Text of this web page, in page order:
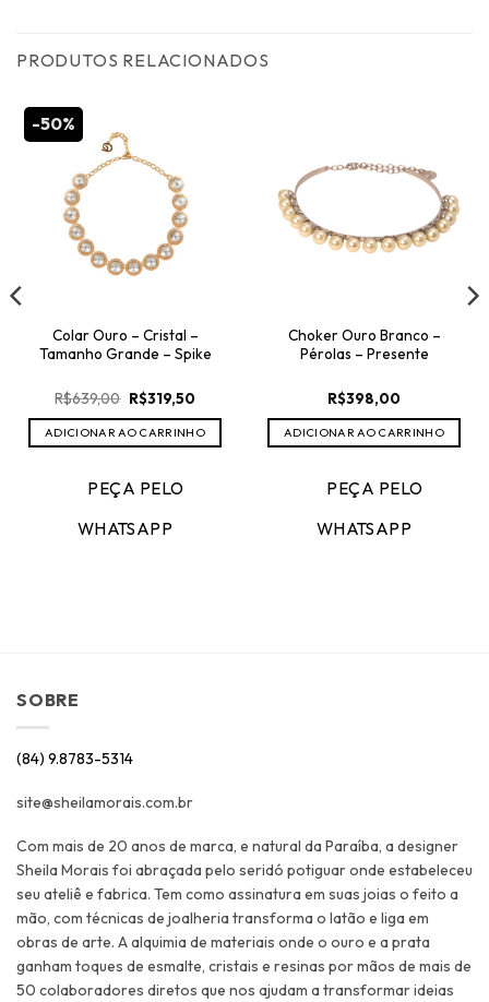
PRODUTOS RELACIONADOS
-50%
Colar Ouro – Cristal –
Tamanho Grande – Spike
R$639,00 O
preço
original
era:
R$639,00.
R$319,50O
atual
é:
R$319,50.
ADICIONAR AO CARRINHO
PEÇA PELO
WHATSAPP
Choker Ouro Branco –
Pérolas – Presente
R$398,00
ADICIONAR AO CARRINHO
PEÇA PELO
WHATSAPP
SOBRE
(84) 9.8783-5314
site@sheilamorais.com.br
Com mais de 20 anos de marca, e natural da Paraíba, a designer
Sheila Morais foi abraçada pelo seridó potiguar onde estabeleceu
seu ateliê e fabrica. Tem como assinatura em suas joias o feito a
mão, com técnicas de joalheria transforma o latão e liga em
obras de arte. A alquimia de materiais onde o ouro e a prata
ganham toques de esmalte, cristais e resinas por mãos de mais de
50 colaboradores diretos que nos ajudam a transformar ideias